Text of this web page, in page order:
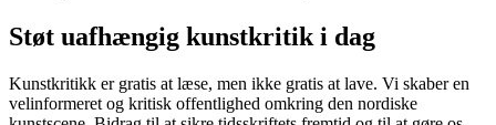
Støt uafhængig kunstkritik i dag
Kunstkritikk er gratis at læse, men ikke gratis at lave. Vi skaber en
velinformeret og kritisk offentlighed omkring den nordiske